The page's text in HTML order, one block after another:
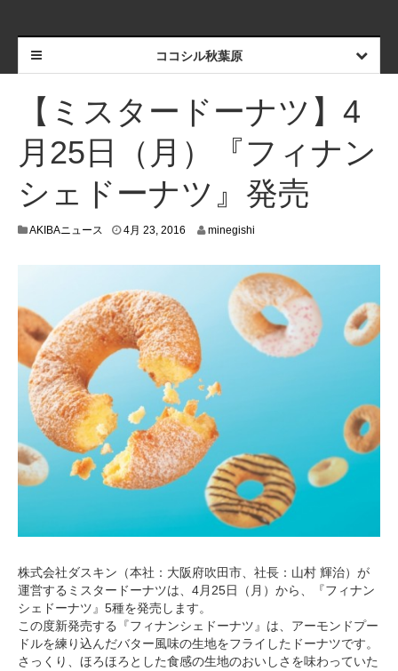
ココシル秋葉原
【ミスタードーナツ】4
月25日（月）『フィナン
シェドーナツ』発売
AKIBAニュース 4月 23, 2016
2
0
1
6
minegishi
株式会社ダスキン（本社：大阪府吹田市、社長：山村 輝治）が
運営するミスタードーナツは、4月25日（月）から、『フィナン
シェドーナツ』5種を発売します。
この度新発売する『フィナンシェドーナツ』は、アーモンドプー
ドルを練り込んだバター風味の生地をフライしたドーナツです。
さっくり、ほろほろとした食感の生地のおいしさを味わっていた